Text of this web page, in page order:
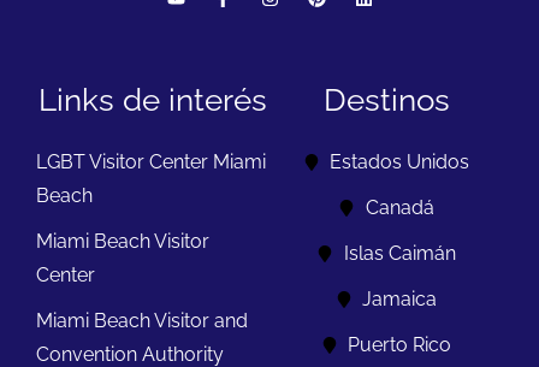
Links de interés
LGBT Visitor Center Miami
Beach
Miami Beach Visitor
Center
Miami Beach Visitor and
Convention Authority
Destinos
Estados Unidos
Canadá
Islas Caimán
Jamaica
Puerto Rico